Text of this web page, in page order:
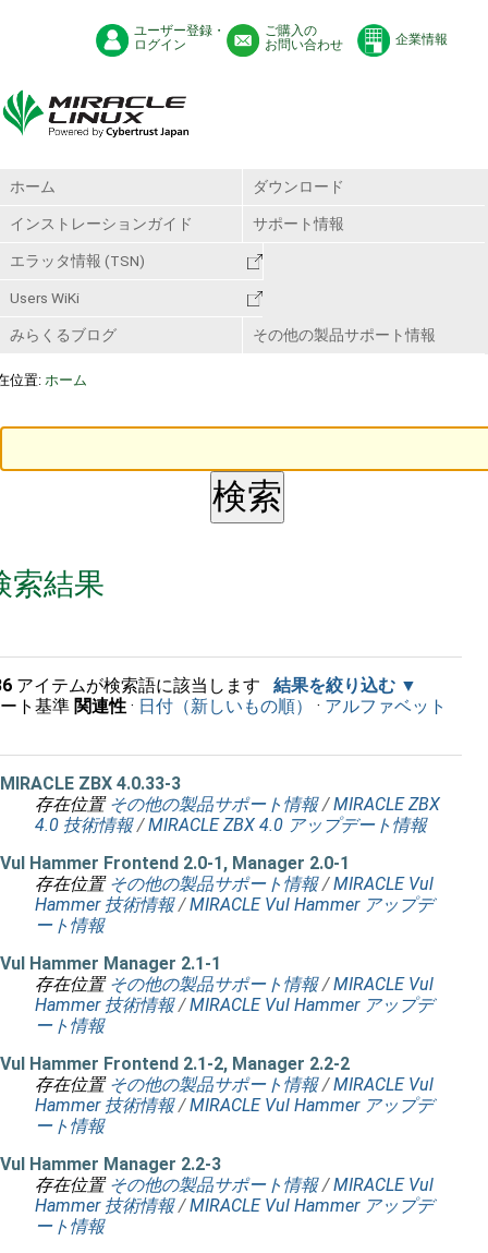
ユーザー登録・
ログイン
ご購入の
お問い合わせ
企業情報
ホーム ダウンロード
インストレーションガイド サポート情報
エラッタ情報 (TSN)
Users WiKi
みらくるブログ その他の製品サポート情報
位置: ホーム
索結果
アイテムが検索語に該当します
結果を絞り込む
ト基準 関連性 · 日付（新しいもの順） · アルファベット
MIRACLE ZBX 4.0.33-3
存在位置 その他の製品サポート情報 /MIRACLE ZBX
4.0 技術情報 /MIRACLE ZBX 4.0 アップデート情報
Vul Hammer Frontend 2.0-1, Manager 2.0-1
存在位置 その他の製品サポート情報 /MIRACLE Vul
Hammer 技術情報 /MIRACLE Vul Hammer アップデ
ート情報
Vul Hammer Manager 2.1-1
存在位置 その他の製品サポート情報 /MIRACLE Vul
Hammer 技術情報 /MIRACLE Vul Hammer アップデ
ート情報
Vul Hammer Frontend 2.1-2, Manager 2.2-2
存在位置 その他の製品サポート情報 /MIRACLE Vul
Hammer 技術情報 /MIRACLE Vul Hammer アップデ
ート情報
Vul Hammer Manager 2.2-3
存在位置 その他の製品サポート情報 /MIRACLE Vul
Hammer 技術情報 /MIRACLE Vul Hammer アップデ
ート情報